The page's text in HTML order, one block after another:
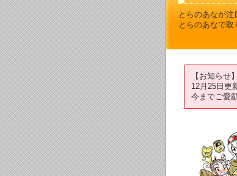
とらのあなが
とらのあなで取
【お知らせ】
12月25日更
今までご愛